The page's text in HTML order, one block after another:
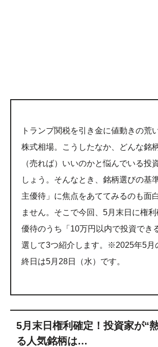
トランプ関税を引き金に値動きの荒
株式相場。こうしたなか、どんな銘
（売れば）いいのかと悩んでいる投
しょう。そんなとき、銘柄選びの基
主優待」に焦点をあててみるのも面
ません。そこで今回、5月末日に権
優待のうち「10万円以内で投資でき
選して3つ紹介します。※2025年5月
終日は5月28日（水）です。
5月末日権利確定！投資家が“
る人気銘柄は…